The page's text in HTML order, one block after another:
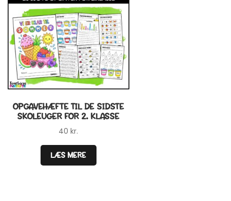
OPGAVEHÆFTE TIL DE SIDSTE
SKOLEUGER FOR 2. KLASSE
40kr.
LÆS MERE